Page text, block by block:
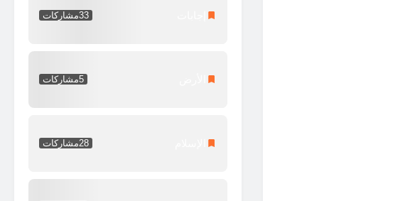
33مشاركات
5مشاركات
28مشاركات